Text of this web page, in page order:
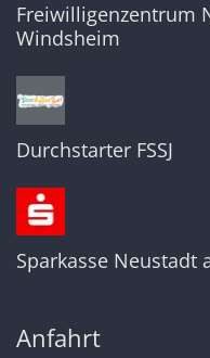
Freiwilligenzentrum
Windsheim
Durchstarter FSSJ
Sparkasse Neustadt
Anfahrt